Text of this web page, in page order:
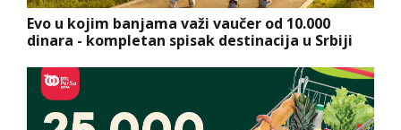
Evo u kojim banjama važi vaučer od 10.000
dinara - kompletan spisak destinacija u Srbiji